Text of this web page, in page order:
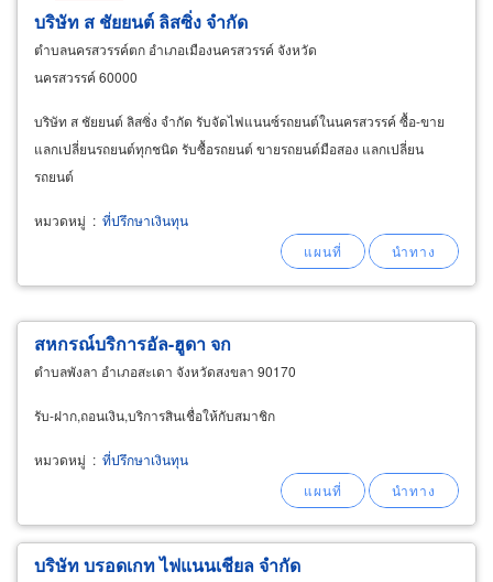
บริษัท ส ชัยยนต์ ลิสซิ่ง จำกัด
ตำบลนครสวรรค์ตก อำเภอเมืองนครสวรรค์ จังหวัด
นครสวรรค์ 60000
บริษัท ส ชัยยนต์ ลิสซิ่ง จำกัด รับจัดไฟแนนซ์รถยนต์ในนครสวรรค์ ซื้อ-ขาย
แลกเปลี่ยนรถยนต์ทุกชนิด รับซื้อรถยนต์ ขายรถยนต์มือสอง แลกเปลี่ยน
รถยนต์
หมวดหมู่ : ที่ปรึกษาเงินทุน
สหกรณ์บริการอัล-ฮูดา จก
ตำบลพังลา อำเภอสะเดา จังหวัดสงขลา 90170
รับ-ฝาก,ถอนเงิน,บริการสินเชื่อให้กับสมาชิก
หมวดหมู่ : ที่ปรึกษาเงินทุน
บริษัท บรอดเกท ไฟแนนเชียล จำกัด